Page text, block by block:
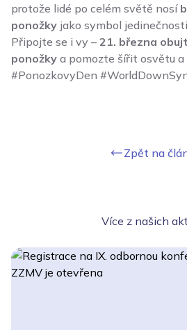
protože lidé po celém světě nosí
ponožky jako symbol
Připojte se i vy – 21. března
ponožky a pomozte šířit osvětu
#PonozkovyDen
Zpět na
Více z našich